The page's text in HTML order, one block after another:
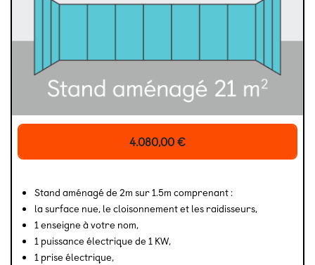
4.080,00€
Stand aménagé de 2m sur 1.5m comprenant :
la surface nue, le cloisonnement et les raidisseurs,
1 enseigne à votre nom,
1 puissance électrique de 1 KW,
1 prise électrique,